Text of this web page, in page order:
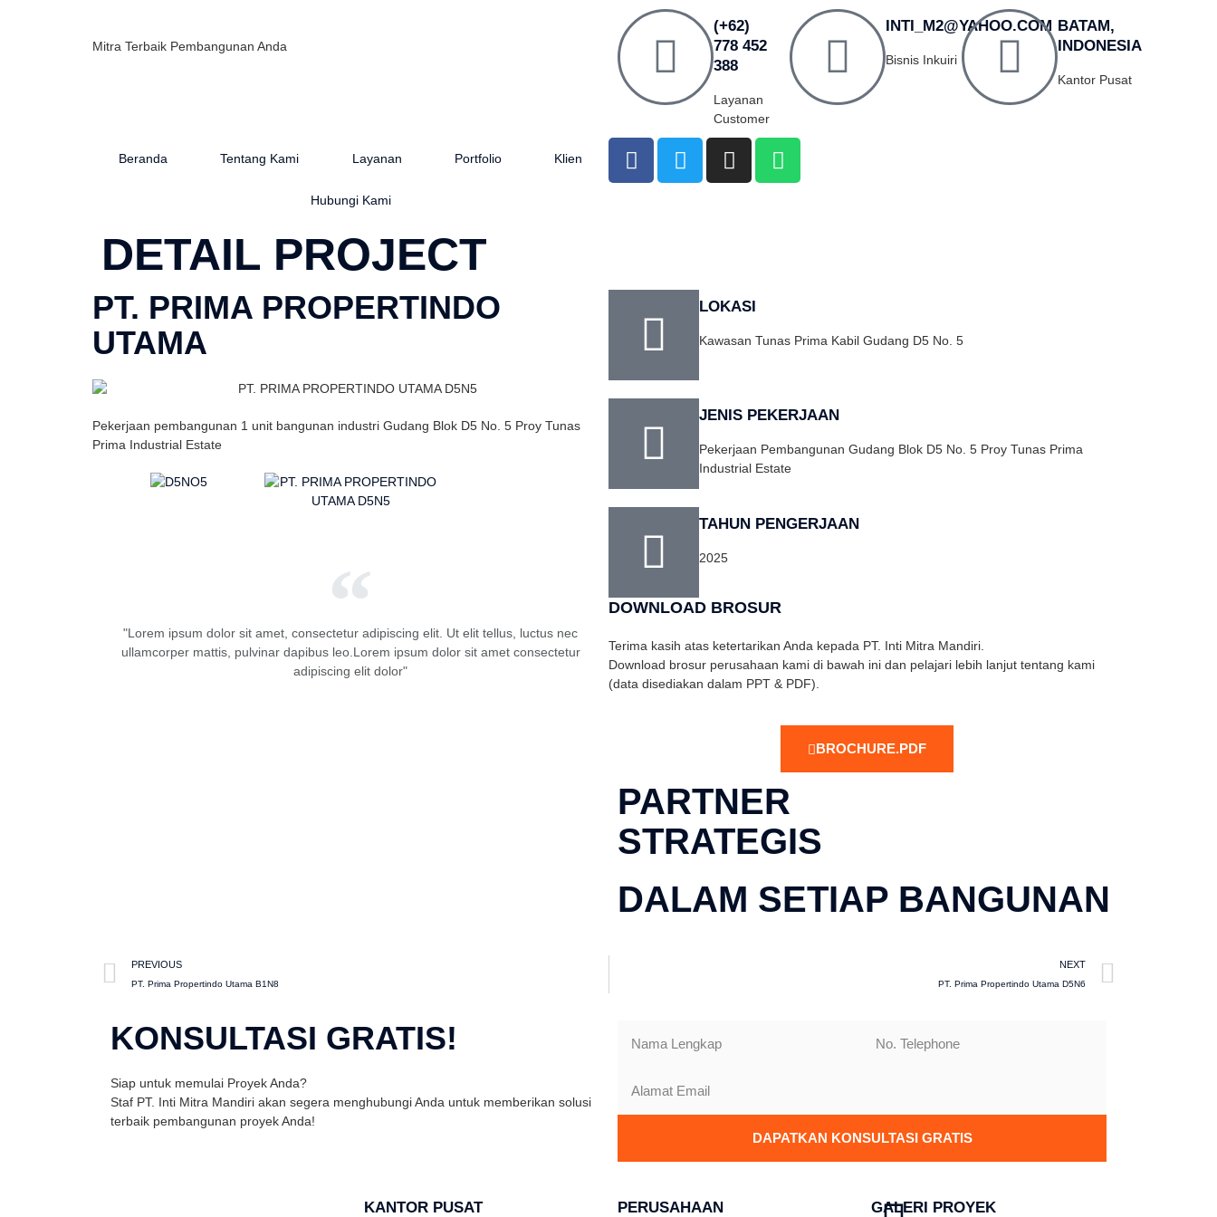
Mitra Terbaik Pembangunan Anda
(+62)
778 452
388
Layanan
Customer
INTI_M2@YAHOO.COM
Bisnis Inkuiri
BATAM,
INDONESIA
Kantor Pusat
Beranda Tentang Kami Layanan Portfolio Klien
Hubungi Kami
DETAIL PROJECT
PT. PRIMA PROPERTINDO
UTAMA
Pekerjaan pembangunan 1 unit bangunan industri Gudang Blok D5 No. 5 Proy Tunas
Prima Industrial Estate
"Lorem ipsum dolor sit amet, consectetur adipiscing elit. Ut elit tellus, luctus nec
ullamcorper mattis, pulvinar dapibus leo.Lorem ipsum dolor sit amet consectetur
adipiscing elit dolor"
LOKASI
Kawasan Tunas Prima Kabil Gudang D5 No. 5
JENIS PEKERJAAN
Pekerjaan Pembangunan Gudang Blok D5 No. 5 Proy Tunas Prima
Industrial Estate
TAHUN PENGERJAAN
2025
DOWNLOAD BROSUR
Terima kasih atas ketertarikan Anda kepada PT. Inti Mitra Mandiri.
Download brosur perusahaan kami di bawah ini dan pelajari lebih lanjut tentang kami
(data disediakan dalam PPT & PDF).
BROCHURE.PDF
PARTNER
STRATEGIS
DALAM SETIAP BANGUNAN
PREVIOUS
PT. Prima Propertindo Utama B1N8
NEXT
PT. Prima Propertindo Utama D5N6
KONSULTASI GRATIS!
Siap untuk memulai Proyek Anda?
Staf PT. Inti Mitra Mandiri akan segera menghubungi Anda untuk memberikan solusi
terbaik pembangunan proyek Anda!
DAPATKAN KONSULTASI GRATIS
KANTOR PUSAT PERUSAHAAN GALERI PROYEK